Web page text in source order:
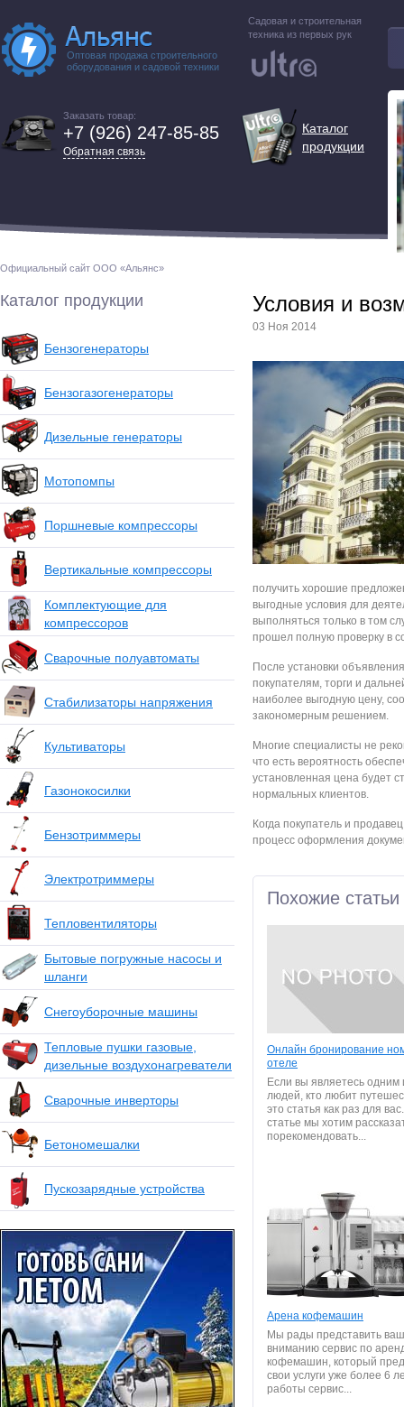
Оптовая продажа строительного
оборудования и садовой техники
Садовая и строительная
техника из первых рук
Заказать товар:
+7 (926) 247-85-85
Обратная связь
Каталог
продукции
Официальный сайт ООО «Альянс»
Каталог продукции
Бензогенераторы
Бензогазогенераторы
Дизельные генераторы
Мотопомпы
Поршневые компрессоры
Вертикальные компрессоры
Комплектующие для
компрессоров
Сварочные полуавтоматы
Стабилизаторы напряжения
Культиваторы
Газонокосилки
Бензотриммеры
Электротриммеры
Тепловентиляторы
Бытовые погружные насосы и
шланги
Снегоуборочные машины
Тепловые пушки газовые,
дизельные воздухонагреватели
Сварочные инверторы
Бетономешалки
Пускозарядные устройства
Условия и
03 Ноя 2014
получить хорошие
выгодные условия для
выполняться только в том
прошел полную проверку в
После установки
покупателям, торги и
наиболее выгодную цену,
закономерным решением.
Многие специалисты не
что есть вероятность
установленная цена будет
нормальных клиентов.
Когда покупатель и
процесс оформления
Похожие статьи
Онлайн бронирование
отеле
Если вы являетесь одним
людей, кто любит
это статья как раз для
статье мы хотим
порекомендовать...
Арена кофемашин
Мы рады представить
вниманию сервис по
кофемашин, который
свои услуги уже более 6
работы сервис...